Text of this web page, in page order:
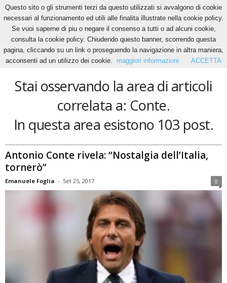
Home Tags Conte
Conte
Stai osservando la area di articoli
correlata a: Conte.
In questa area esistono 103 post.
Antonio Conte rivela: “Nostalgia dell’Italia,
tornerò”
Emanuele Foglia - Set 25, 2017 0
Questo sito o gli strumenti terzi da questo utilizzati si avvalgono di cookie
necessari al funzionamento ed utili alle finalita illustrate nella cookie policy.
Se vuoi saperne di piu o negare il consenso a tutti o ad alcuni cookie,
consulta la cookie policy. Chiudendo questo banner, scorrendo questa
pagina, cliccando su un link o proseguendo la navigazione in altra maniera,
acconsenti ad un utilizzo dei cookie.
maggiori informazioni ACCETTA